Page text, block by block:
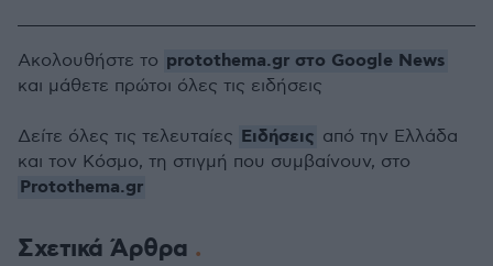
Σχετικά Άρθρα
Ακολουθήστε το protothema.gr στο Google News
και μάθετε πρώτοι όλες τις ειδήσεις
Δείτε όλες τις τελευταίες Ειδήσεις από την Ελλάδα
και τον Κόσμο, τη στιγμή που συμβαίνουν, στο
Protothema.gr